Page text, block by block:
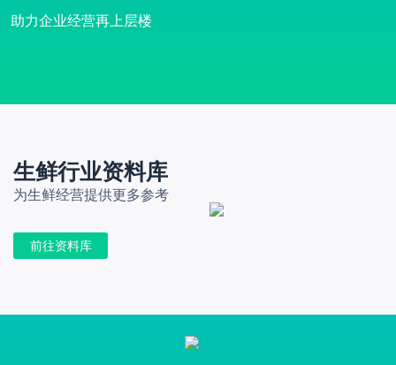
助力企业经营再上层楼
生鲜行业资料库
为生鲜经营提供更多参考
前往资料库